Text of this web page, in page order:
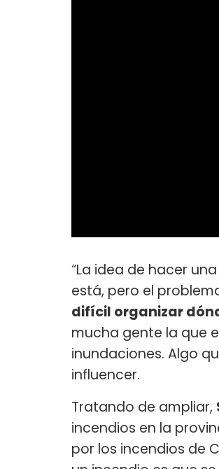
“La idea de hacer
está, pero el
difícil organizar
mucha gente la que
inundaciones. Algo
influencer.
Tratando de ampliar,
incendios en la
por los incendios de